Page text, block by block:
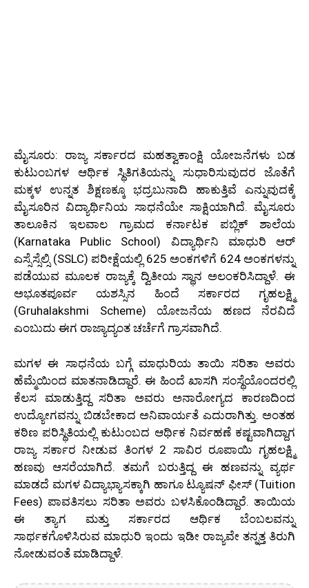
ಮೈಸೂರು: ರಾಜ್ಯ ಸರ್ಕಾರದ ಮಹತ್ವಾಕಾಂಕ್ಷಿ ಯೋಜನೆಗಳು ಬಡ
ಕುಟುಂಬಗಳ ಆರ್ಥಿಕ ಸ್ಥಿತಿಗತಿಯನ್ನು ಸುಧಾರಿಸುವುದರ ಜೊತೆಗೆ
ಮಕ್ಕಳ ಉನ್ನತ ಶಿಕ್ಷಣಕ್ಕೂ ಭದ್ರಬುನಾದಿ ಹಾಕುತ್ತಿವೆ ಎನ್ನುವುದಕ್ಕೆ
ಮೈಸೂರಿನ ವಿದ್ಯಾರ್ಥಿನಿಯ ಸಾಧನೆಯೇ ಸಾಕ್ಷಿಯಾಗಿದೆ. ಮೈಸೂರು
ತಾಲೂಕಿನ ಇಲವಾಲ ಗ್ರಾಮದ ಕರ್ನಾಟಕ ಪಬ್ಲಿಕ್ ಶಾಲೆಯ
(Karnataka Public School) ವಿದ್ಯಾರ್ಥಿನಿ ಮಾಧುರಿ ಆರ್
ಎಸ್ಸೆಸ್ಸೆಲ್ಸಿ (SSLC) ಪರೀಕ್ಷೆಯಲ್ಲಿ 625 ಅಂಕಗಳಿಗೆ 624 ಅಂಕಗಳನ್ನು
ಪಡೆಯುವ ಮೂಲಕ ರಾಜ್ಯಕ್ಕೆ ದ್ವಿತೀಯ ಸ್ಥಾನ ಅಲಂಕರಿಸಿದ್ದಾಳೆ. ಈ
ಅಭೂತಪೂರ್ವ ಯಶಸ್ಸಿನ ಹಿಂದೆ ಸರ್ಕಾರದ ಗೃಹಲಕ್ಷ್ಮಿ
(Gruhalakshmi Scheme) ಯೋಜನೆಯ ಹಣದ ನೆರವಿದೆ
ಎಂಬುದು ಈಗ ರಾಜ್ಯಾದ್ಯಂತ ಚರ್ಚೆಗೆ ಗ್ರಾಸವಾಗಿದೆ.
ಮಗಳ ಈ ಸಾಧನೆಯ ಬಗ್ಗೆ ಮಾಧುರಿಯ ತಾಯಿ ಸರಿತಾ ಅವರು
ಹೆಮ್ಮೆಯಿಂದ ಮಾತನಾಡಿದ್ದಾರೆ. ಈ ಹಿಂದೆ ಖಾಸಗಿ ಸಂಸ್ಥೆಯೊಂದರಲ್ಲಿ
ಕೆಲಸ ಮಾಡುತ್ತಿದ್ದ ಸರಿತಾ ಅವರು ಅನಾರೋಗ್ಯದ ಕಾರಣದಿಂದ
ಉದ್ಯೋಗವನ್ನು ಬಿಡಬೇಕಾದ ಅನಿವಾರ್ಯತೆ ಎದುರಾಗಿತ್ತು. ಅಂತಹ
ಕಠಿಣ ಪರಿಸ್ಥಿತಿಯಲ್ಲಿ ಕುಟುಂಬದ ಆರ್ಥಿಕ ನಿರ್ವಹಣೆ ಕಷ್ಟವಾಗಿದ್ದಾಗ
ರಾಜ್ಯ ಸರ್ಕಾರ ನೀಡುವ ತಿಂಗಳ 2 ಸಾವಿರ ರೂಪಾಯಿ ಗೃಹಲಕ್ಷ್ಮಿ
ಹಣವು ಆಸರೆಯಾಗಿದೆ. ತಮಗೆ ಬರುತ್ತಿದ್ದ ಈ ಹಣವನ್ನು ವ್ಯರ್ಥ
ಮಾಡದೆ ಮಗಳ ವಿದ್ಯಾಭ್ಯಾಸಕ್ಕಾಗಿ ಹಾಗೂ ಟ್ಯೂಷನ್ ಫೀಸ್ (Tuition
Fees) ಪಾವತಿಸಲು ಸರಿತಾ ಅವರು ಬಳಸಿಕೊಂಡಿದ್ದಾರೆ. ತಾಯಿಯ
ಈ ತ್ಯಾಗ ಮತ್ತು ಸರ್ಕಾರದ ಆರ್ಥಿಕ ಬೆಂಬಲವನ್ನು
ಸಾರ್ಥಕಗೊಳಿಸಿರುವ ಮಾಧುರಿ ಇಂದು ಇಡೀ ರಾಜ್ಯವೇ ತನ್ನತ್ತ ತಿರುಗಿ
ನೋಡುವಂತೆ ಮಾಡಿದ್ದಾಳೆ.